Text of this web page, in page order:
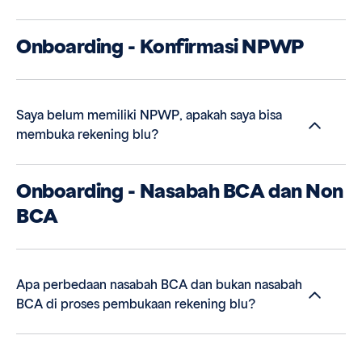
Onboarding - Konfirmasi NPWP
Saya belum memiliki NPWP, apakah saya bisa
membuka rekening blu?
Onboarding - Nasabah BCA dan Non
BCA
Apa perbedaan nasabah BCA dan bukan nasabah
BCA di proses pembukaan rekening blu?